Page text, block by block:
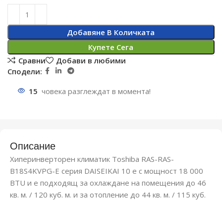
Добавяне В Количката
Купете Сега
Сравни
Добави в любими
Сподели:
15 човека разглеждат в момента!
Описание
Хиперинверторен климатик Toshiba RAS-RAS-
B18S4KVPG-E серия DAISEIKAI 10 е с мощност 18 000
BTU и е подходящ за охлаждане на помещения до 46
кв. м. / 120 куб. м. и за отопление до 44 кв. м. / 115 куб.